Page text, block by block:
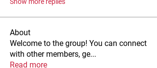
About
Welcome to the group! You can connect
with other members, ge...
Read more